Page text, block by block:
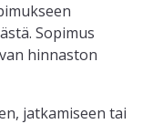
Sopimus
hinnaston
jatkamiseen tai